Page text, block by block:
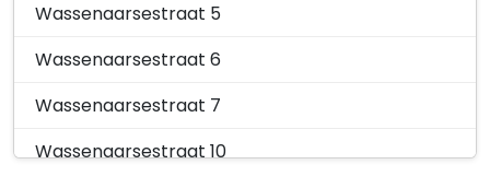
Wassenaarsestraat 5
Wassenaarsestraat 6
Wassenaarsestraat 7
Wassenaarsestraat 10